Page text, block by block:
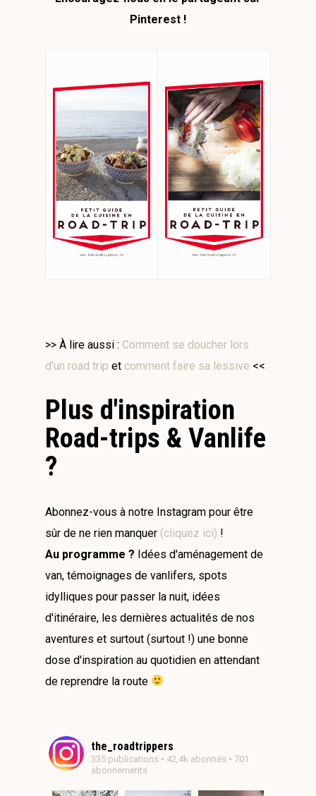
Pinterest !
>> À lire aussi : Comment se doucher lors
d’un road trip et comment faire sa lessive <<
Plus d'inspiration
Road-trips & Vanlife
?
Abonnez-vous à notre Instagram pour être
sûr de ne rien manquer (cliquez ici) !
Au programme ? Idées d'aménagement de
van, témoignages de vanlifers, spots
idylliques pour passer la nuit, idées
d'itinéraire, les dernières actualités de nos
aventures et surtout (surtout !) une bonne
dose d'inspiration au quotidien en attendant
de reprendre la route
the_roadtrippers
335 publications • 42,4k abonnés • 701
abonnements